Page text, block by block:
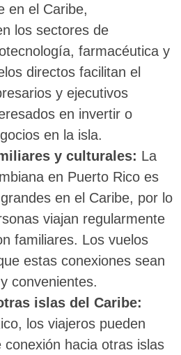
en el Caribe,
los sectores de
farmacéutica y
directos facilitan el
y ejecutivos
en invertir o
en la isla.
y culturales: La
en Puerto Rico es
en el Caribe, por lo
viajan regularmente
familiares. Los vuelos
estas conexiones sean
convenientes.
islas del Caribe:
los viajeros pueden
hacia otras islas